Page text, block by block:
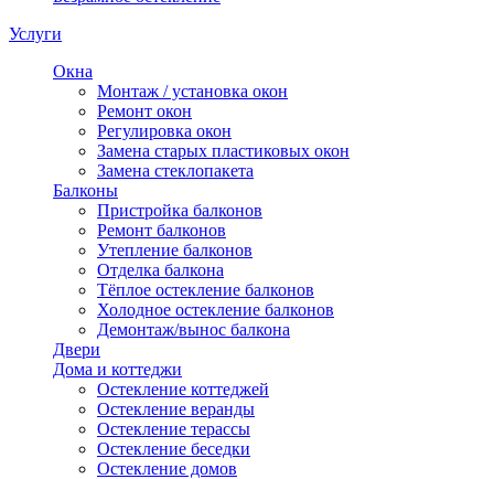
Услуги
Окна
Монтаж / установка окон
Ремонт окон
Регулировка окон
Замена старых пластиковых окон
Замена стеклопакета
Балконы
Пристройка балконов
Ремонт балконов
Утепление балконов
Отделка балкона
Тёплое остекление балконов
Холодное остекление балконов
Демонтаж/вынос балкона
Двери
Дома и коттеджи
Остекление коттеджей
Остекление веранды
Остекление терассы
Остекление беседки
Остекление домов